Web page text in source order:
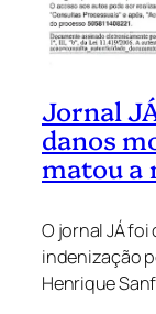
Jornal
danos
matou a
O jornal JÁ
indenização
Henrique